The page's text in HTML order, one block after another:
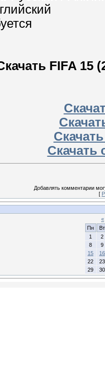
FIFA 15
Скачать
Добавлять комментарии
[
«
Пн
Вт
1
2
8
9
15
16
22
23
29
30